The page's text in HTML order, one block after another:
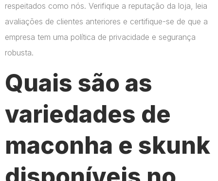
respeitados como nós. Verifique a reputação da loja, leia
avaliações de clientes anteriores e certifique-se de que a
empresa tem uma política de privacidade e segurança
robusta.
Quais são as
variedades de
maconha e skunk